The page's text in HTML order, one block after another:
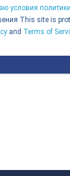
условия
This site is
and Terms of